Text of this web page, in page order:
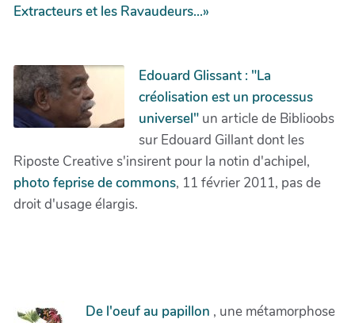
Extracteurs et les Ravaudeurs...»
Edouard Glissant : "La
créolisation est un processus
universel" un article de Biblioobs
sur Edouard Gillant dont les
Riposte Creative s'insirent pour la notin d'achipel,
photo feprise de commons, 11 février 2011, pas de
droit d'usage élargis.
De l'oeuf au papillon , une métamorphose